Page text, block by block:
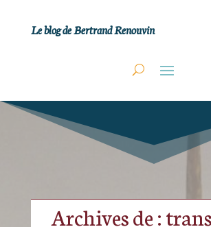
Le blog de Bertrand Renouvin
Archives de :